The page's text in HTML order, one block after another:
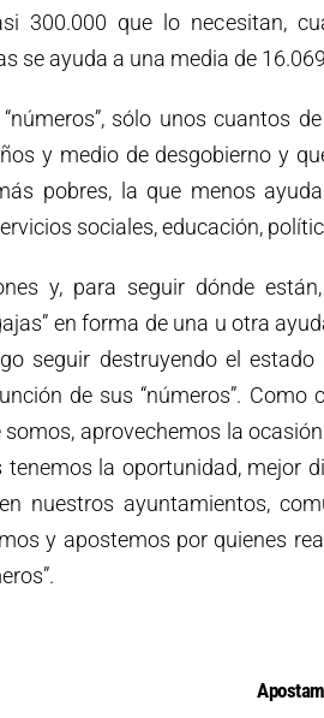
300.000 que lo necesitan,
se ayuda a una media de
sólo unos cuantos
y medio de desgobierno y
pobres, la que menos
sociales, educación,
y, para seguir dónde
en forma de una u otra
seguir destruyendo el
de sus “números”.
aprovechemos la
tenemos la oportunidad, mejor
nuestros ayuntamientos,
y apostemos por quienes